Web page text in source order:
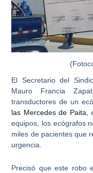
El Secretario del
Mauro Francia
transductores de un
las Mercedes de Paita ,
equipos, los ecógrafos
miles de pacientes que
urgencia.
Precisó que este robo